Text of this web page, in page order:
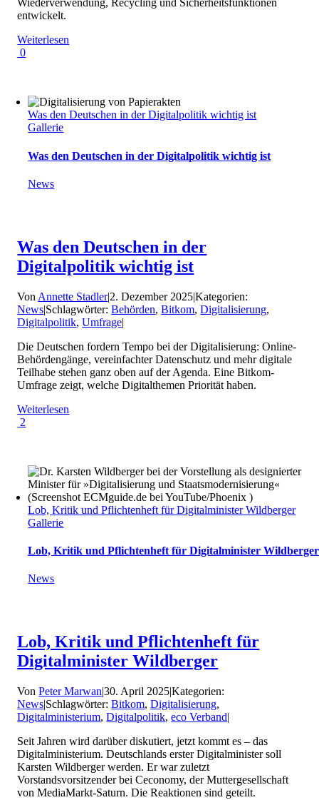
Wiederverwendung, Recycling und Sicherheitsfunktionen
entwickelt.
Weiterlesen
0
Was den Deutschen in der Digitalpolitik wichtig ist
Gallerie
Was den Deutschen in der Digitalpolitik wichtig ist
News
Was den Deutschen in der
Digitalpolitik wichtig ist
Von Annette Stadler|2. Dezember 2025|Kategorien:
News|Schlagwörter:Behörden,Bitkom,Digitalisierung,
Digitalpolitik,Umfrage|
Die Deutschen fordern Tempo bei der Digitalisierung: Online-
Behördengänge, vereinfachter Datenschutz und mehr digitale
Teilhabe stehen ganz oben auf der Agenda. Eine Bitkom-
Umfrage zeigt, welche Digitalthemen Priorität haben.
Weiterlesen
2
Lob, Kritik und Pflichtenheft für Digitalminister Wildberger
Gallerie
Lob, Kritik und Pflichtenheft für Digitalminister Wildberger
News
Lob, Kritik und Pflichtenheft für
Digitalminister Wildberger
VonPeter Marwan|30. April 2025|Kategorien:
News|Schlagwörter:Bitkom,Digitalisierung,
Digitalministerium,Digitalpolitik,eco Verband|
Seit Jahren wird darüber diskutiert, jetzt kommt es – das
Digitalministerium. Deutschlands erster Digitalminister soll
Karsten Wildberger werden. Er war zuletzt
Vorstandsvorsitzender bei Ceconomy, der Muttergesellschaft
von MediaMarkt-Saturn. Die Reaktionen sind geteilt.